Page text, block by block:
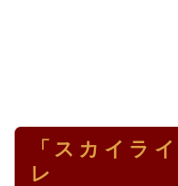
「スカイラ
レ